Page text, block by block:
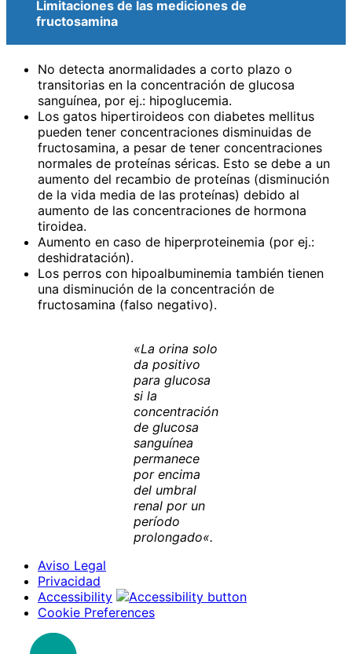
Limitaciones de las mediciones de
fructosamina
No detecta anormalidades a corto plazo o
transitorias en la concentración de glucosa
sanguínea, por ej.: hipoglucemia.
Los gatos hipertiroideos con diabetes mellitus
pueden tener concentraciones disminuidas de
fructosamina, a pesar de tener concentraciones
normales de proteínas séricas. Esto se debe a un
aumento del recambio de proteínas (disminución
de la vida media de las proteínas) debido al
aumento de las concentraciones de hormona
tiroidea.
Aumento en caso de hiperproteinemia (por ej.:
deshidratación).
Los perros con hipoalbuminemia también tienen
una disminución de la concentración de
fructosamina (falso negativo).
«La orina solo
da positivo
para glucosa
si la
concentración
de glucosa
sanguínea
permanece
por encima
del umbral
renal por un
período
prolongado«.
Aviso Legal
Privacidad
Accessibility
Cookie Preferences